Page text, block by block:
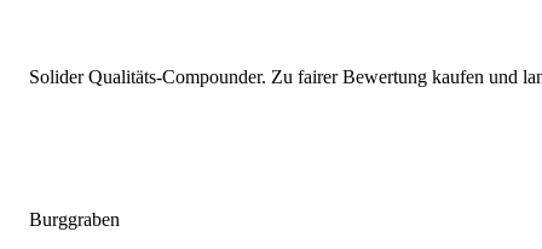
Solider Qualitäts-Compounder. Zu fairer Bewertung kaufen und
Burggraben